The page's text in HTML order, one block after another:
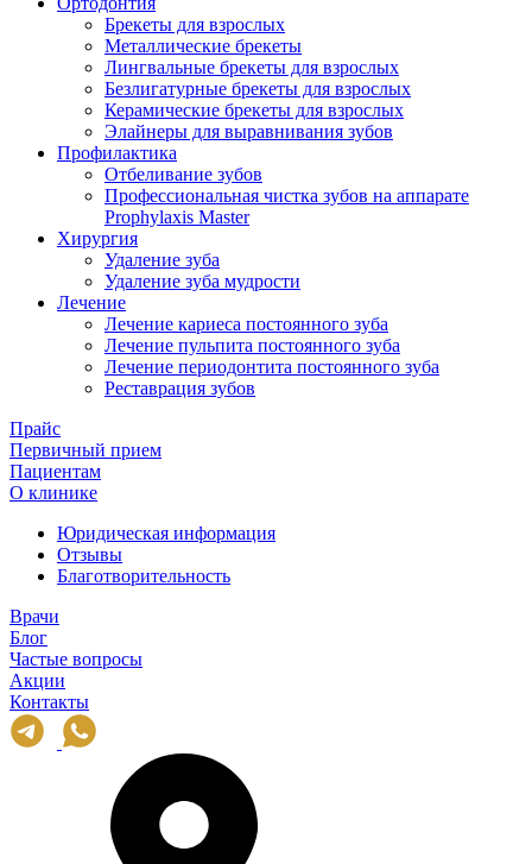
Брекеты для взрослых
Металлические брекеты
Лингвальные брекеты для взрослых
Безлигатурные брекеты для взрослых
Керамические брекеты для взрослых
Элайнеры для выравнивания зубов
Профилактика
Отбеливание зубов
Профессиональная чистка зубов на аппарате
Prophylaxis Master
Хирургия
Удаление зуба
Удаление зуба мудрости
Лечение
Лечение кариеса постоянного зуба
Лечение пульпита постоянного зуба
Лечение периодонтита постоянного зуба
Реставрация зубов
Прайс
Первичный прием
Пациентам
О клинике
Юридическая информация
Отзывы
Благотворительность
Врачи
Блог
Частые вопросы
Акции
Контакты